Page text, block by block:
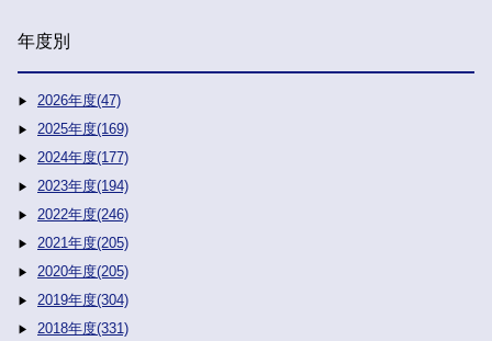
年度別
2026年度(47)
2025年度(169)
2024年度(177)
2023年度(194)
2022年度(246)
2021年度(205)
2020年度(205)
2019年度(304)
2018年度(331)